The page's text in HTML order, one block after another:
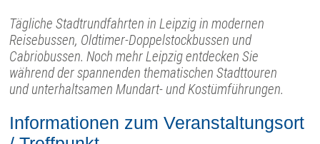
Tägliche Stadtrundfahrten in Leipzig in modernen
Reisebussen, Oldtimer-Doppelstockbussen und
Cabriobussen. Noch mehr Leipzig entdecken Sie
während der spannenden thematischen Stadttouren
und unterhaltsamen Mundart- und Kostümführungen.
Informationen zum Veranstaltungsort